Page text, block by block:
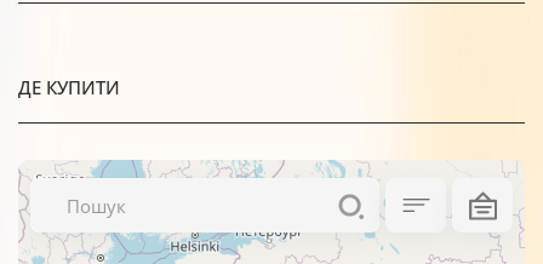
ДЕ КУПИТИ